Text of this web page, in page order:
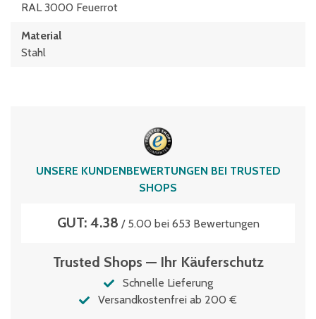
RAL 3000 Feuerrot
Material
Stahl
UNSERE KUNDENBEWERTUNGEN BEI TRUSTED
SHOPS
GUT: 4.38 / 5.00 bei 653 Bewertungen
Trusted Shops — Ihr Käuferschutz
Schnelle Lieferung
Versandkostenfrei ab 200 €